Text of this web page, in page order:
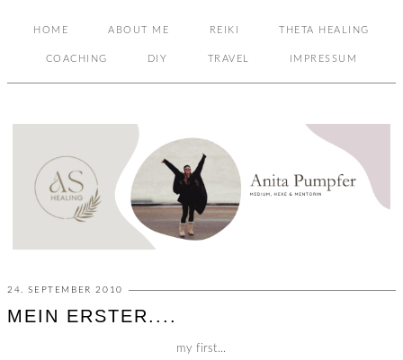
HOME ABOUT ME REIKI THETA HEALING
COACHING DIY TRAVEL IMPRESSUM
24. SEPTEMBER 2010
MEIN ERSTER....
my first...